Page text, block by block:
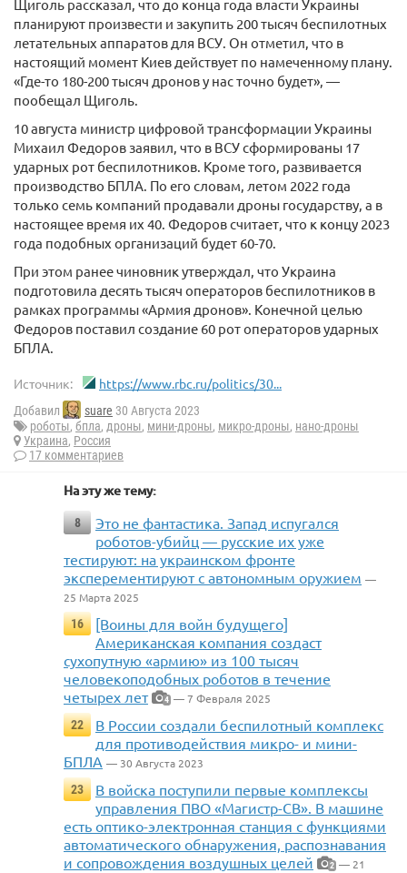
Щиголь рассказал, что до конца года власти Украины
планируют произвести и закупить 200 тысяч беспилотных
летательных аппаратов для ВСУ. Он отметил, что в
настоящий момент Киев действует по намеченному плану.
«Где-то 180-200 тысяч дронов у нас точно будет», —
пообещал Щиголь.
10 августа министр цифровой трансформации Украины
Михаил Федоров заявил, что в ВСУ сформированы 17
ударных рот беспилотников. Кроме того, развивается
производство БПЛА. По его словам, летом 2022 года
только семь компаний продавали дроны государству, а в
настоящее время их 40. Федоров считает, что к концу 2023
года подобных организаций будет 60-70.
При этом ранее чиновник утверждал, что Украина
подготовила десять тысяч операторов беспилотников в
рамках программы «Армия дронов». Конечной целью
Федоров поставил создание 60 рот операторов ударных
БПЛА.
Источник: https://www.rbc.ru/politics/30...
Добавил suare 30 Августа 2023
роботы, бпла, дроны, мини-дроны, микро-дроны, нано-дроны
Украина, Россия
17 комментариев
На эту же тему:
8
Это не фантастика. Запад испугался
роботов-убийц — русские их уже
тестируют: на украинском фронте
эксперементируют с автономным оружием —
25 Марта 2025
16
[Воины для войн будущего]
Американская компания создаст
сухопутную «армию» из 100 тысяч
человекоподобных роботов в течение
четырех лет
4 — 7 Февраля 2025
22
В России создали беспилотный комплекс
для противодействия микро- и мини-
БПЛА — 30 Августа 2023
23
В войска поступили первые комплексы
управления ПВО «Магистр-СВ». В машине
есть оптико-электронная станция с функциями
автоматического обнаружения, распознавания
и сопровождения воздушных целей
2 — 21